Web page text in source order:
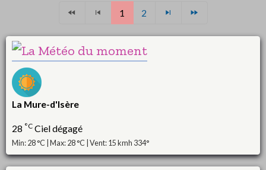
1 2
La Mure-d'Isère
28 °C Ciel dégagé
Min: 28 °C | Max: 28 °C | Vent: 15 kmh 334°